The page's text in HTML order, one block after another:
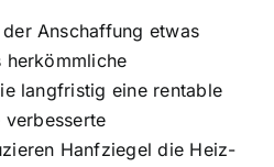
Anschaffung etwas
herkömmliche
langfristig eine rentable
Hanfziegel die Heiz-